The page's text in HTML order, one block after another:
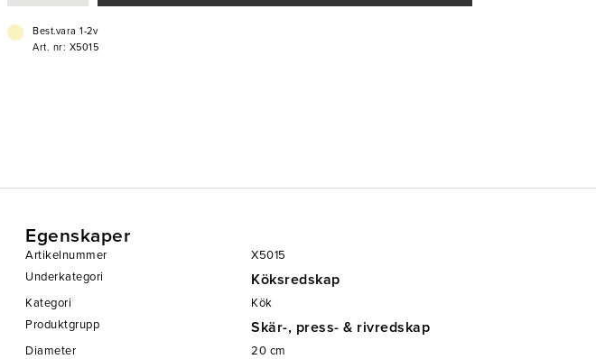
Best.vara 1-2v
Art. nr: X5015
Egenskaper
Artikelnummer
X5015
Underkategori
Köksredskap
Kategori
Kök
Produktgrupp
Skär-, press- & rivredskap
Diameter 20 cm